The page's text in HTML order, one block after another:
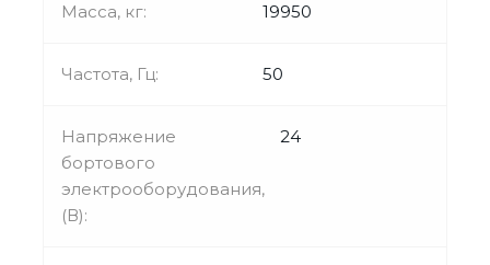
Масса, кг: 19950
Частота, Гц: 50
Напряжение
бортового
электрооборудования,
(В):
24